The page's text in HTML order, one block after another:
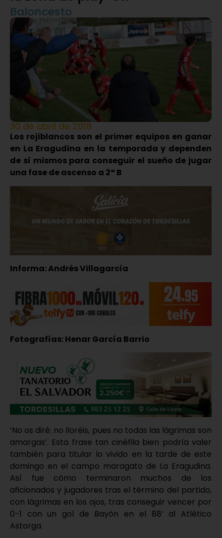
Baloncesto
30 de abril de 2018
Los rojiblancos son el primer equipos en ganar
en La Eragudina en la temporada y dependen
de sí mismos para conseguir el sueño de jugar
una fase de ascenso a 2ª B
Informa: Andrés Villagarcía
Fotografías: Henar García Barrio
‘No os diré: no lloréis, pues no todas las lágrimas son
amargas’. Esta frase tan cinéfila bien podría valer
también para titular lo vivido en la tarde de este
domingo en el campo maragato de La Eragudina.
Así fue cómo terminaron muchos de los
aficionados y jugadores tras el término del partido,
con lágrimas en los ojos, tras conseguir vencer por
0-1 con un gol de Bayón en el 88’ al Atlético
Astorga.